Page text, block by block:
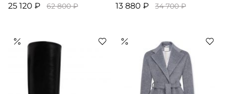
25 120 ₽ 62 800 ₽ 13 880 ₽ 34 700 ₽